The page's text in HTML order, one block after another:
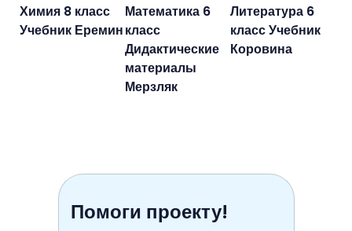
Химия 8 класс
Учебник Еремин
Математика 6
класс
Дидактические
материалы
Мерзляк
Литература 6
класс Учебник
Коровина
Помоги проекту!